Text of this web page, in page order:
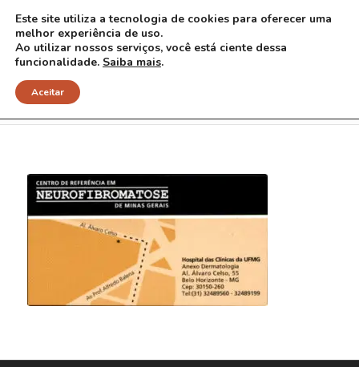
INICIAL
Este site utiliza a tecnologia de cookies para oferecer uma
melhor experiência de uso.
Ao utilizar nossos serviços, você está ciente dessa
funcionalidade. Saiba mais.
Aceitar